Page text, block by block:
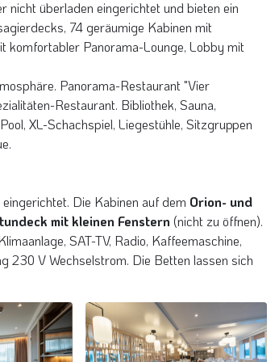
Estergom, die erste Hauptstadt von
Ungarn
in Bratislava, Slowakei
in der Wachau in Dürnstein an der Donau im malerischen
Wachautal
© LianeM - Fotolia
nicht überladen eingerichtet und bieten ein
74 geräumige Kabinen mit
komfortabler Panorama-Lounge, Lobby mit
Panorama-Restaurant "Vier
Restaurant. Bibliothek, Sauna,
XL-Schachspiel, Liegestühle, Sitzgruppen
Die Kabinen auf dem Orion- und
mit kleinen Fenstern (nicht zu öffnen).
SAT-TV, Radio, Kaffeemaschine,
230 V Wechselstrom. Die Betten lassen sich